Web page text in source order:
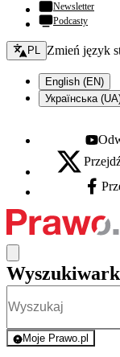
Newsletter
Podcasty
Zmień język - bieżący:
PL Zmień język
English (EN)
Українська
Youtube
X - otwiera się
Moje Prawo.pl
- rejestracja i